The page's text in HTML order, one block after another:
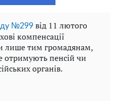
№299 від 11 лютого
компенсації
лише тим громадянам,
отримують пенсій чи
органів.